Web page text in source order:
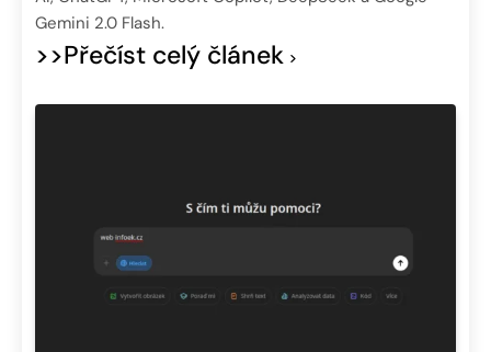
Gemini 2.0 Flash.
>>Přečíst celý článek